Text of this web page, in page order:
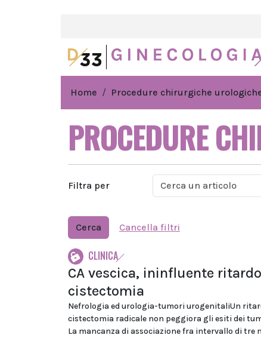
Home Procedure chirurgiche
PROCEDURE
Filtra per
Cerca Cancella filtri
CLINICA
CA vescica, ininfluente ritardo
cistectomia
Nefrologia ed urologia-tumori urogenitaliUn
cistectomia radicale non peggiora gli esiti dei
La mancanza di associazione fra intervallo di tre